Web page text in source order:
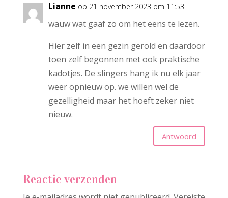
Lianne op 21 november 2023 om 11:53
wauw wat gaaf zo om het eens te lezen.
Hier zelf in een gezin gerold en daardoor
toen zelf begonnen met ook praktische
kadotjes. De slingers hang ik nu elk jaar
weer opnieuw op. we willen wel de
gezelligheid maar het hoeft zeker niet
nieuw.
Antwoord
Reactie verzenden